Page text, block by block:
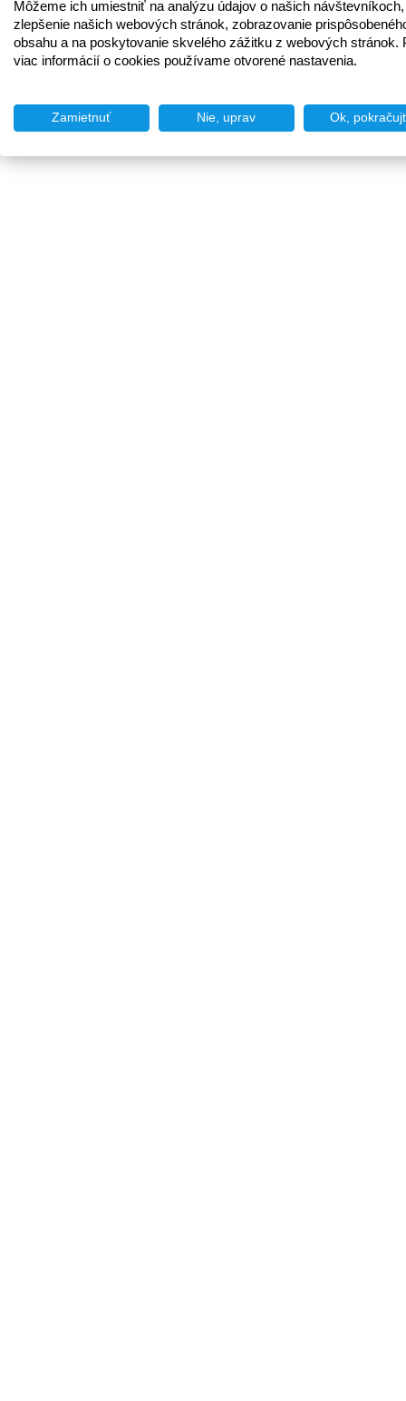
Môžeme ich umiestniť na analýzu údajov o našich
zlepšenie našich webových stránok, zobrazovanie
obsahu a na poskytovanie skvelého zážitku z webových stránok.
viac informácií o cookies používame otvorené nastavenia.
Zamietnuť Nie, uprav Ok,